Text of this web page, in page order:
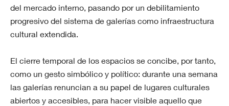
del mercado interno, pasando por un debilitamiento
progresivo del sistema de galerías como infraestructura
cultural extendida.
El cierre temporal de los espacios se concibe, por tanto,
como un gesto simbólico y político: durante una semana
las galerías renuncian a su papel de lugares culturales
abiertos y accesibles, para hacer visible aquello que